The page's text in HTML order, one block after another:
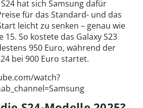
hat sich Samsung dafür
für das Standard- und das
leicht zu senken – genau wie
15. So kostete das Galaxy S23
950 Euro, während der
bei 900 Euro startet.
watch?